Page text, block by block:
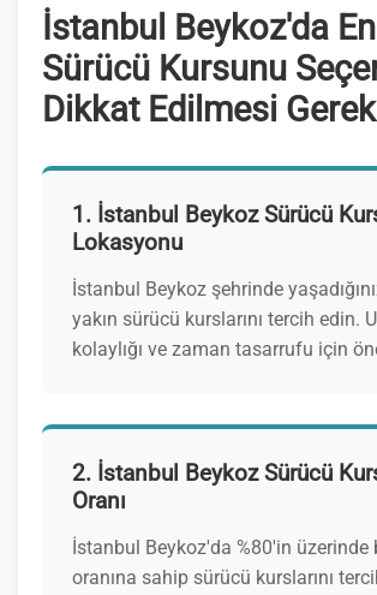
İstanbul Beykoz'da
Sürücü Kursunu
Dikkat Edilmesi
1. İstanbul Beykoz Sürücü
Lokasyonu
İstanbul Beykoz şehrinde
yakın sürücü kurslarını tercih edin.
kolaylığı ve zaman tasarrufu için
2. İstanbul Beykoz Sürücü
Oranı
İstanbul Beykoz'da %80'in üzerinde
oranına sahip sürücü kurslarını